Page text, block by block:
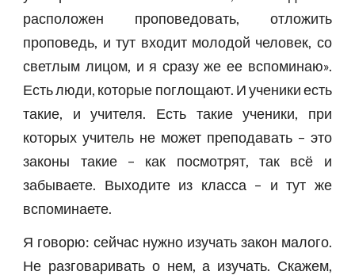
расположен проповедовать, отложить
проповедь, и тут входит молодой человек, со
светлым лицом, и я сразу же ее вспоминаю».
Есть люди, которые поглощают. И ученики есть
такие, и учителя. Есть такие ученики, при
которых учитель не может преподавать – это
законы такие – как посмотрят, так всё и
забываете. Выходите из класса – и тут же
вспоминаете.
Я говорю: сейчас нужно изучать закон малого.
Не разговаривать о нем, а изучать. Скажем,